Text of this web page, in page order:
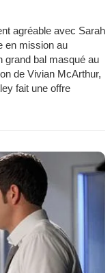
agréable avec Sarah
en mission au
grand bal masqué au
de Vivian McArthur,
fait une offre